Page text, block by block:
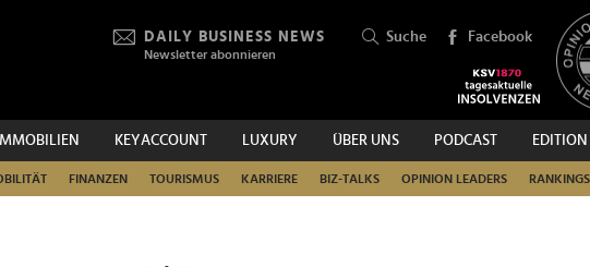
DAILY BUSINESS NEWS
Newsletter abonnieren
Suche Facebook
IMMOBILIEN KEYACCOUNT LUXURY ÜBER UNS PODCAST EDITION
FINANZEN TOURISMUS KARRIERE BIZ-TALKS OPINION LEADERS RANKINGS
SUCHEN